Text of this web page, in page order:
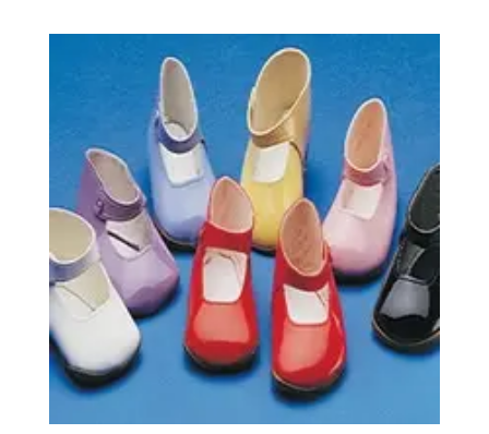
7,20€
à
11,20€